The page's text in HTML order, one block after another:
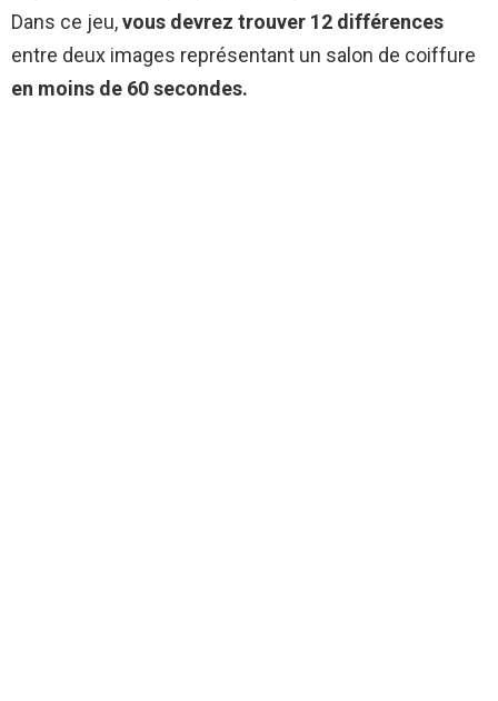
Dans ce jeu,vous devrez trouver 12 différences
entre deux images représentant un salon de coiffure
en moins de 60 secondes.